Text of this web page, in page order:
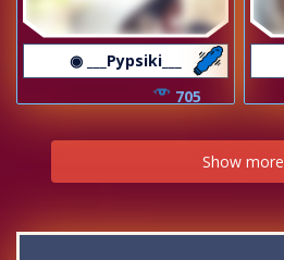
◉ ___Pypsiki___
705
Show more